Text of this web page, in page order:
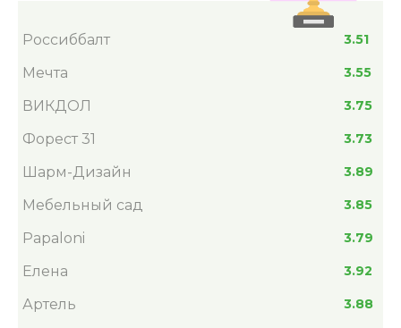
Россиббалт 3.51
Мечта 3.55
ВИКДОЛ 3.75
Форест 31 3.73
Шарм-Дизайн 3.89
Мебельный сад 3.85
Papaloni 3.79
Елена 3.92
Артель 3.88